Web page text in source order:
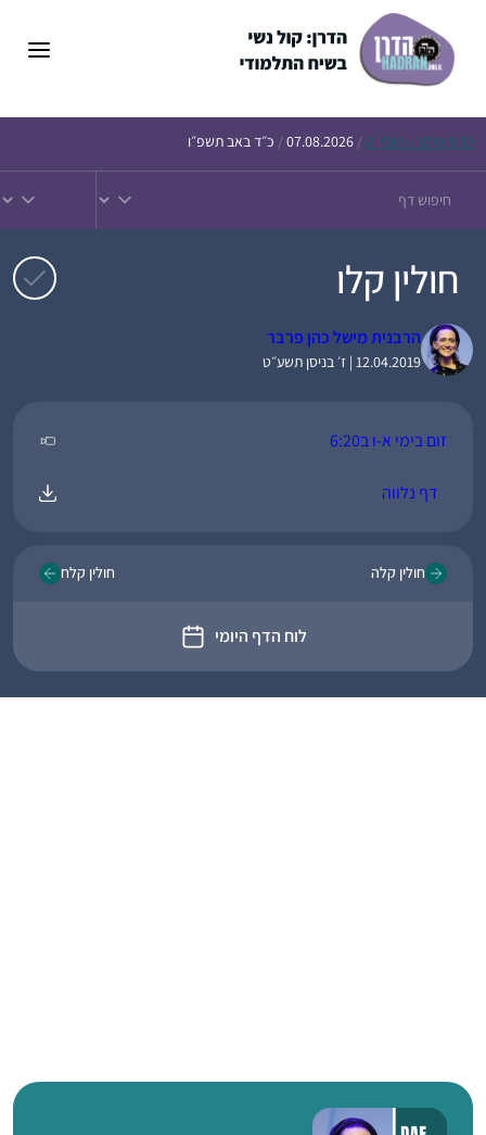
הדף היומי – חולין ק /
07.08.2026
/ כ״ד באב תשפ״ו
חולין קלו
הרבנית מישל כהן פרבר
12.04.2019 | ז׳ בניסן תשע״ט
זום בימי א-ו ב6:20
דף נלווה
חולין קלה
לוח הדף היומי
חולין קלח